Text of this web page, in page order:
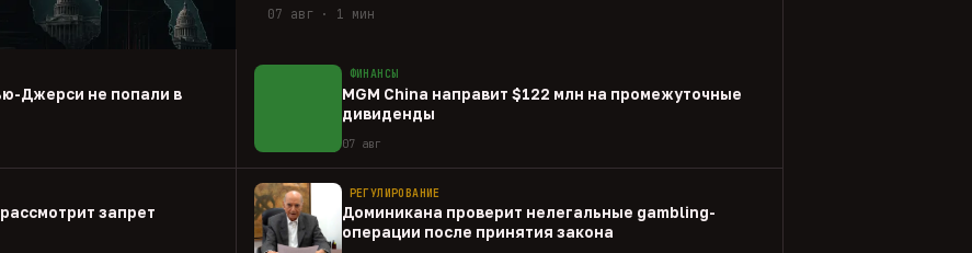
07 авг · 1 мин
Джерси не попали в
ФИНАНСЫ
MGM China направит $122 млн на промежуточные
дивиденды
07 авг
запрет
РЕГУЛИРОВАНИЕ
Доминикана проверит нелегальные gambling-
операции после принятия закона